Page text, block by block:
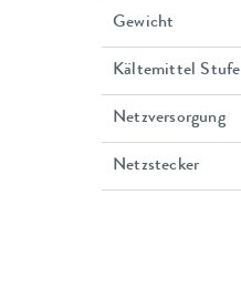
Gewicht
Kältemittel Stufe
Netzversorgung
Netzstecker